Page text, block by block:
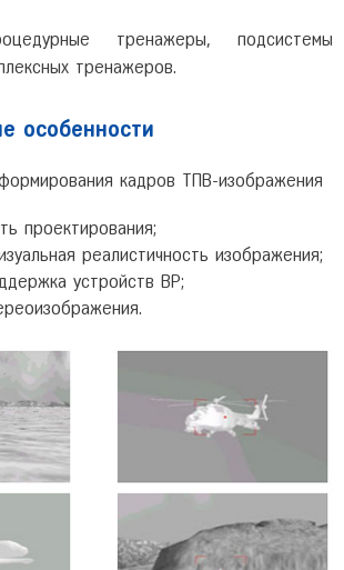
тренажеры, подсистемы
тренажеров.
особенности
кадров ТПВ-изображения
проектирования;
реалистичность изображения;
устройств ВР;